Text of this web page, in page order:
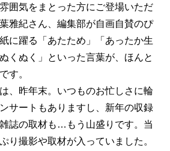
囲気をまとった方にご登場いただ
雅紀さん、編集部が自画自賛のぴ
に躍る「あたため」「あったか生
くぬく」といった言葉が、ほんと
す。
、昨年末。いつものお忙しさに輪
サートもありますし、新年の収録
誌の取材も…もう山盛りです。当
り撮影や取材が入っていました。